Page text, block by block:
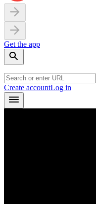
Get the app
Create accountLog in